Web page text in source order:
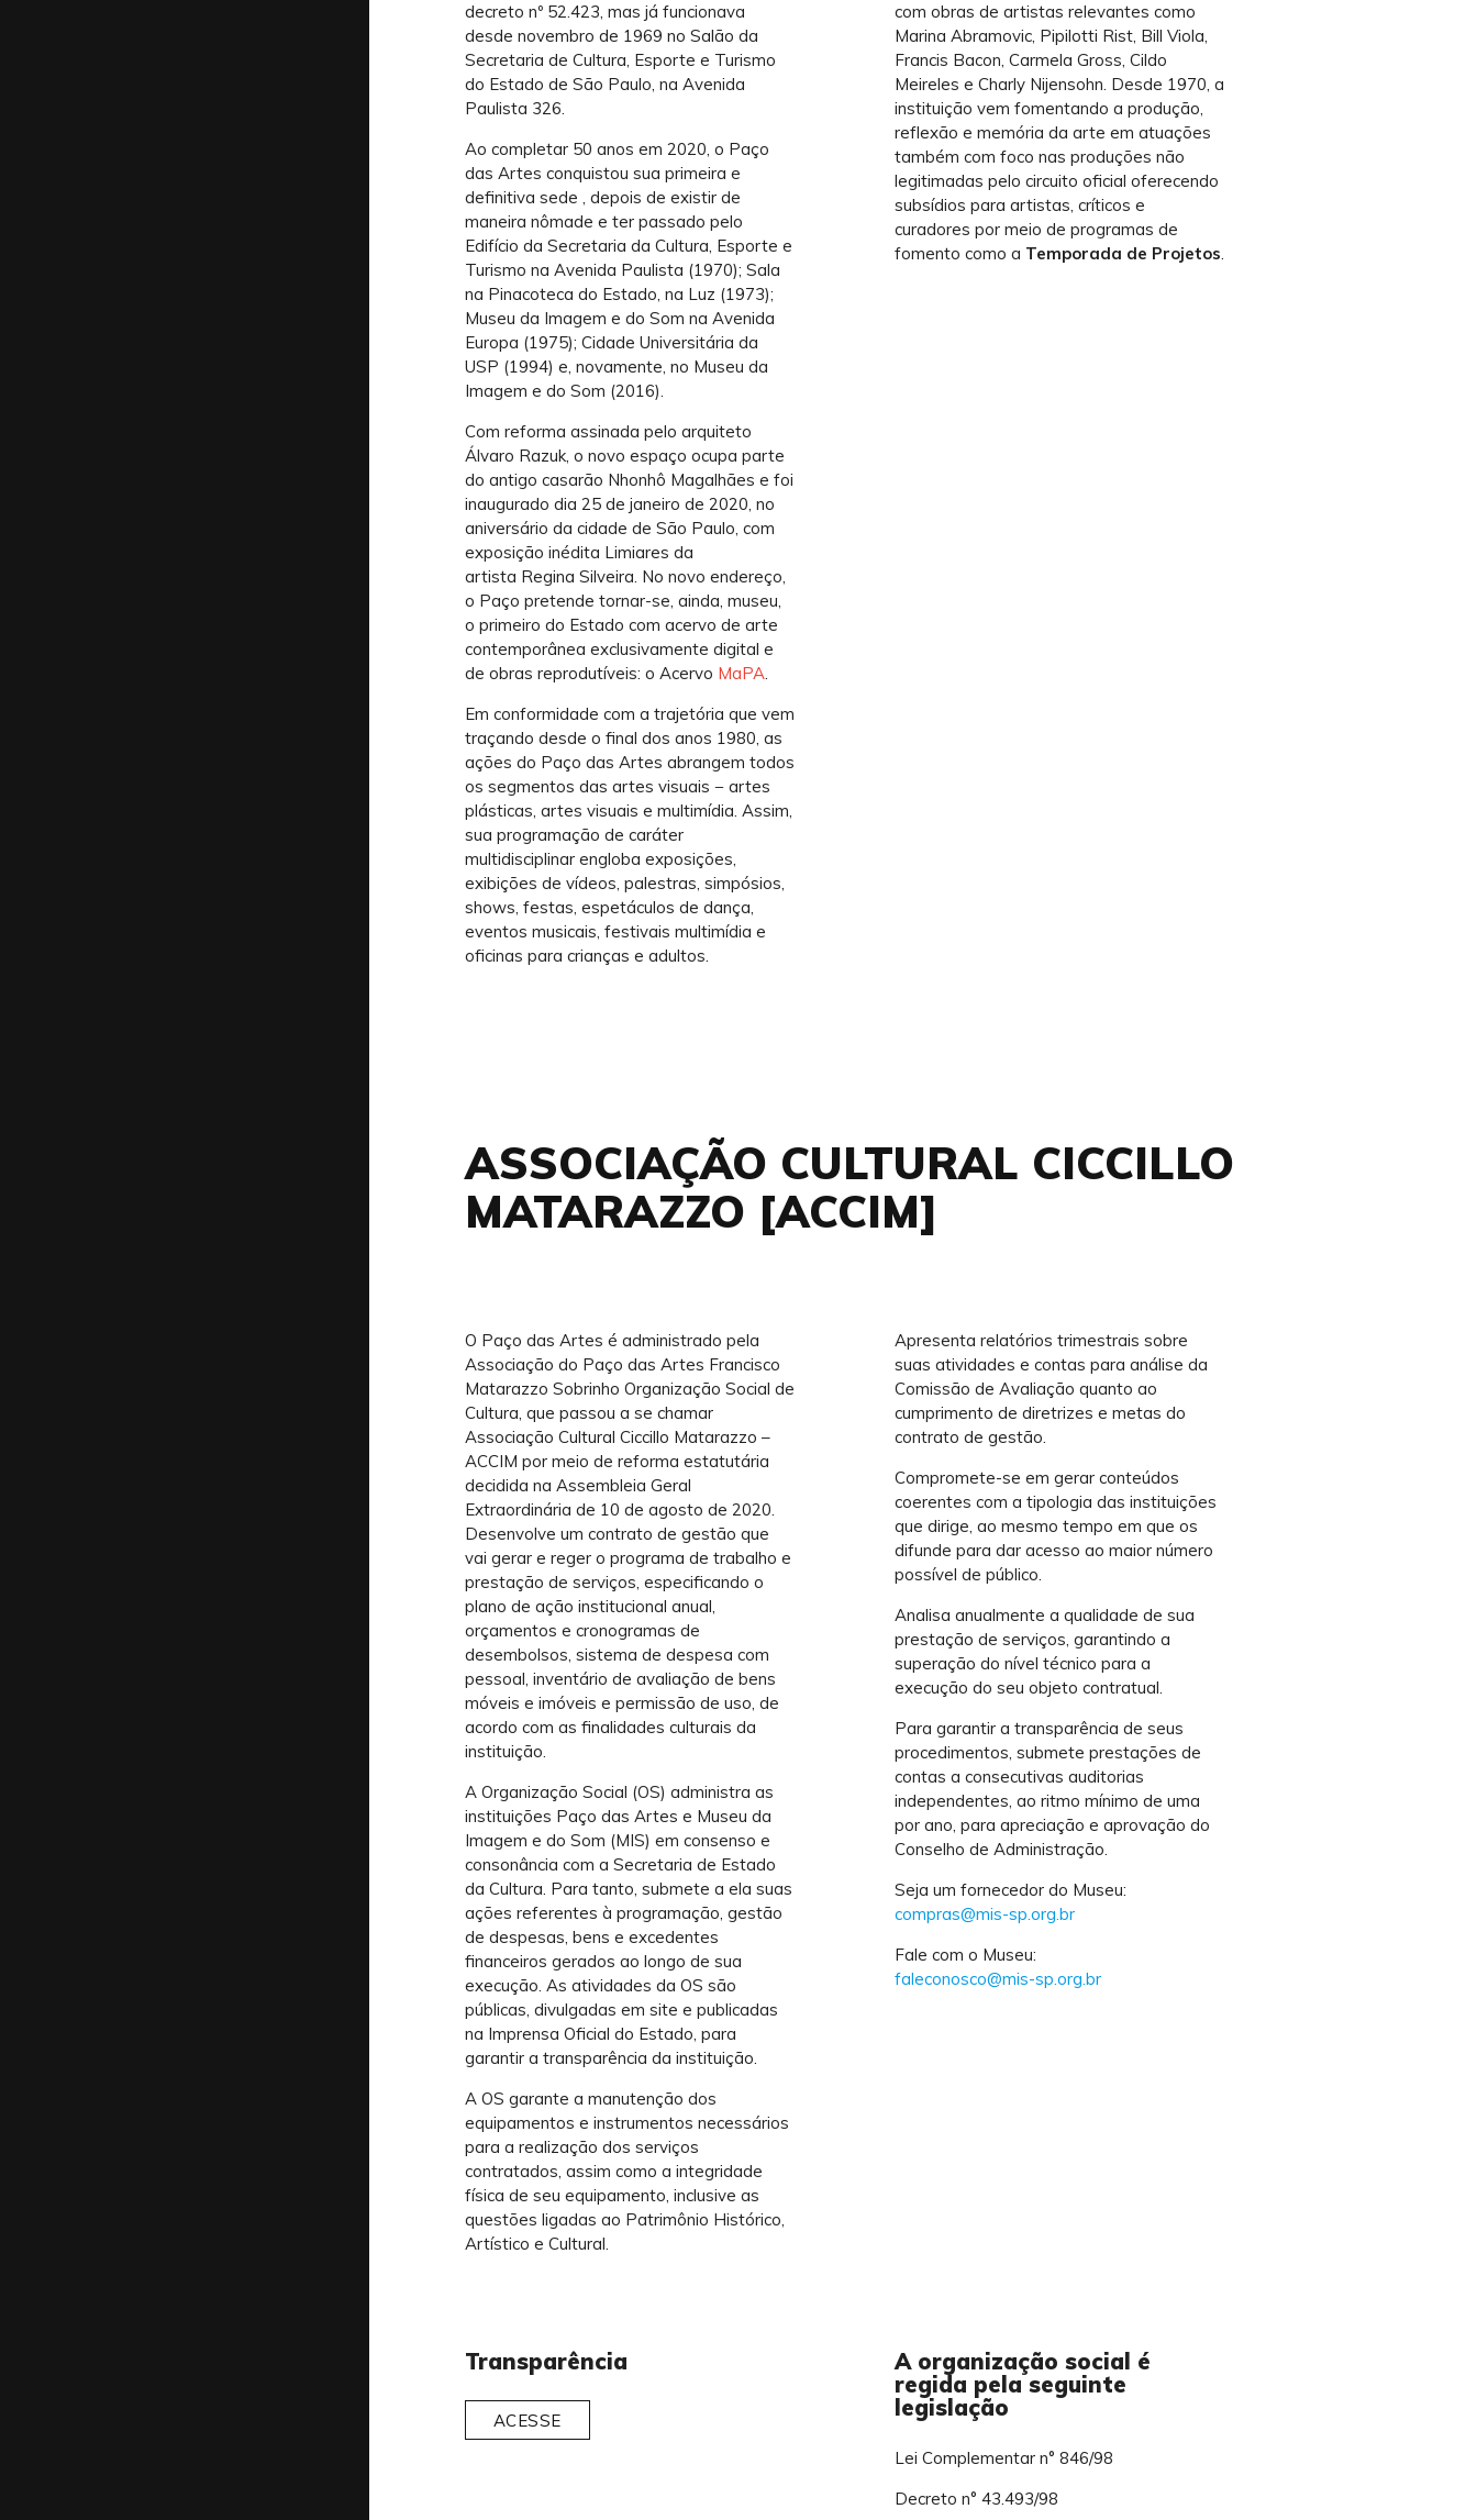
decreto nº 52.423, mas já funcionava
desde novembro de 1969 no Salão da
Secretaria de Cultura, Esporte e Turismo
do Estado de São Paulo, na Avenida
Paulista 326.
Ao completar 50 anos em 2020, o Paço
das Artes conquistou sua primeira e
definitiva sede , depois de existir de
maneira nômade e ter passado pelo
Edifício da Secretaria da Cultura, Esporte e
Turismo na Avenida Paulista (1970); Sala
na Pinacoteca do Estado, na Luz (1973);
Museu da Imagem e do Som na Avenida
Europa (1975); Cidade Universitária da
USP (1994) e, novamente, no Museu da
Imagem e do Som (2016).
Com reforma assinada pelo arquiteto
Álvaro Razuk, o novo espaço ocupa parte
do antigo casarão Nhonhô Magalhães e foi
inaugurado dia 25 de janeiro de 2020, no
aniversário da cidade de São Paulo, com
exposição inédita Limiares da
artista Regina Silveira. No novo endereço,
o Paço pretende tornar-se, ainda, museu,
o primeiro do Estado com acervo de arte
contemporânea exclusivamente digital e
de obras reprodutíveis: o Acervo MaPA.
Em conformidade com a trajetória que vem
traçando desde o final dos anos 1980, as
ações do Paço das Artes abrangem todos
os segmentos das artes visuais − artes
plásticas, artes visuais e multimídia. Assim,
sua programação de caráter
multidisciplinar engloba exposições,
exibições de vídeos, palestras, simpósios,
shows, festas, espetáculos de dança,
eventos musicais, festivais multimídia e
oficinas para crianças e adultos.
com obras de artistas relevantes como
Marina Abramovic, Pipilotti Rist, Bill Viola,
Francis Bacon, Carmela Gross, Cildo
Meireles e Charly Nijensohn. Desde 1970, a
instituição vem fomentando a produção,
reflexão e memória da arte em atuações
também com foco nas produções não
legitimadas pelo circuito oficial oferecendo
subsídios para artistas, críticos e
curadores por meio de programas de
fomento como a Temporada de Projetos.
ASSOCIAÇÃO CULTURAL CICCILLO
MATARAZZO [ACCIM]
O Paço das Artes é administrado pela
Associação do Paço das Artes Francisco
Matarazzo Sobrinho Organização Social de
Cultura, que passou a se chamar
Associação Cultural Ciccillo Matarazzo –
ACCIM por meio de reforma estatutária
decidida na Assembleia Geral
Extraordinária de 10 de agosto de 2020.
Desenvolve um contrato de gestão que
vai gerar e reger o programa de trabalho e
prestação de serviços, especificando o
plano de ação institucional anual,
orçamentos e cronogramas de
desembolsos, sistema de despesa com
pessoal, inventário de avaliação de bens
móveis e imóveis e permissão de uso, de
acordo com as finalidades culturais da
instituição.
A Organização Social (OS) administra as
instituições Paço das Artes e Museu da
Imagem e do Som (MIS) em consenso e
consonância com a Secretaria de Estado
da Cultura. Para tanto, submete a ela suas
ações referentes à programação, gestão
de despesas, bens e excedentes
financeiros gerados ao longo de sua
execução. As atividades da OS são
públicas, divulgadas em site e publicadas
na Imprensa Oficial do Estado, para
garantir a transparência da instituição.
A OS garante a manutenção dos
equipamentos e instrumentos necessários
para a realização dos serviços
contratados, assim como a integridade
física de seu equipamento, inclusive as
questões ligadas ao Patrimônio Histórico,
Artístico e Cultural.
Apresenta relatórios trimestrais sobre
suas atividades e contas para análise da
Comissão de Avaliação quanto ao
cumprimento de diretrizes e metas do
contrato de gestão.
Compromete-se em gerar conteúdos
coerentes com a tipologia das instituições
que dirige, ao mesmo tempo em que os
difunde para dar acesso ao maior número
possível de público.
Analisa anualmente a qualidade de sua
prestação de serviços, garantindo a
superação do nível técnico para a
execução do seu objeto contratual.
Para garantir a transparência de seus
procedimentos, submete prestações de
contas a consecutivas auditorias
independentes, ao ritmo mínimo de uma
por ano, para apreciação e aprovação do
Conselho de Administração.
Seja um fornecedor do Museu:
compras@mis-sp.org.br
Fale com o Museu:
faleconosco@mis-sp.org.br
Transparência
ACESSE
A organização social é
regida pela seguinte
legislação
Lei Complementar n° 846/98
Decreto n° 43.493/98